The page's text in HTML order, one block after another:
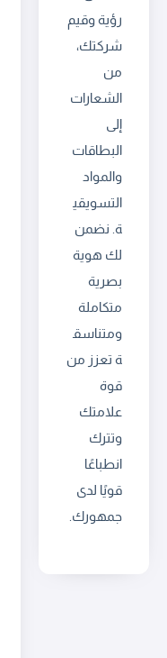
رؤية وقيم
شركتك،
من
الشعارات
إلى
البطاقات
والمواد
التسويقي
ة. نضمن
لك هوية
بصرية
متكاملة
ومتناسق
ة تعزز من
قوة
علامتك
وتترك
انطباعًا
قويًا لدى
جمهورك.